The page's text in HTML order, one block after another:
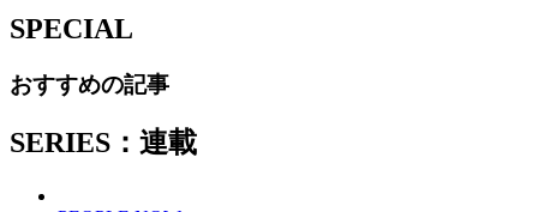
SPECIAL
おすすめの記事
SERIES：連載